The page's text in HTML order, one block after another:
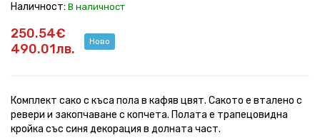
Наличност: В наличност
250.54€
490.01лв.
Ново
Комплект сако с къса пола в кафяв цвят. Сакото е вталено с
ревери и закопчаване с копчета. Полата е трапецовидна
кройка със синя декорация в долната част.